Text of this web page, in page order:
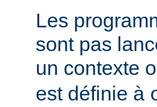
Les
sont pas
un contexte
est définie à